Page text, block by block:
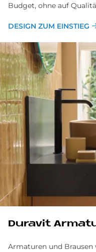
Budget, ohne auf
DESIGN ZUM EINSTIEG
Du­ra­vit
Armaturen und